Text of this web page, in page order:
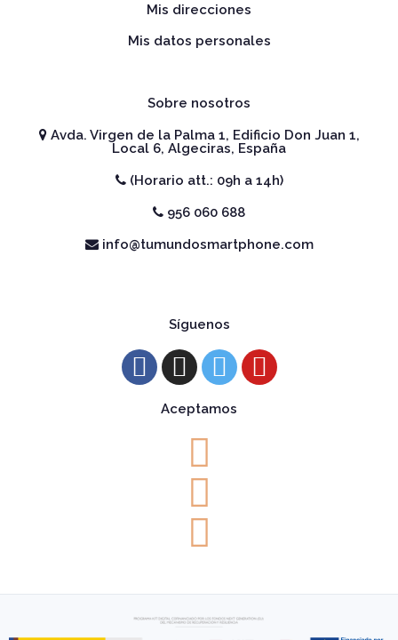
Mis direcciones
Mis datos personales
Sobre nosotros
Avda. Virgen de la Palma 1, Edificio Don Juan 1,
Local 6, Algeciras, España
(Horario att.: 09h a 14h)
956 060 688
info@tumundosmartphone.com
Síguenos
Aceptamos